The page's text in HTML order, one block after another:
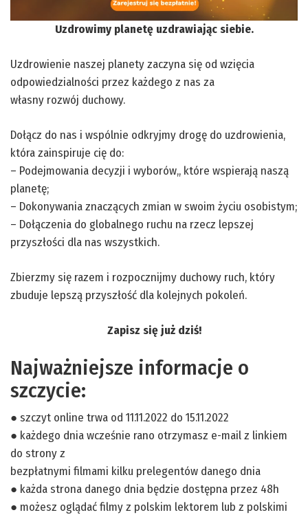
Uzdrowimy planetę uzdrawiając siebie.
Uzdrowienie naszej planety zaczyna się od wzięcia
odpowiedzialności przez każdego z nas za
własny rozwój duchowy.
Dołącz do nas i wspólnie odkryjmy drogę do uzdrowienia,
która zainspiruje cię do:
– Podejmowania decyzji i wyborów,, które wspierają naszą
planetę;
– Dokonywania znaczących zmian w swoim życiu osobistym;
– Dołączenia do globalnego ruchu na rzecz lepszej
przyszłości dla nas wszystkich.
Zbierzmy się razem i rozpocznijmy duchowy ruch, który
zbuduje lepszą przyszłość dla kolejnych pokoleń.
Zapisz się już dziś!
Najważniejsze informacje o
szczycie:
● szczyt online trwa od 11.11.2022 do 15.11.2022
● każdego dnia wcześnie rano otrzymasz e-mail z linkiem
do strony z
bezpłatnymi filmami kilku prelegentów danego dnia
● każda strona danego dnia będzie dostępna przez 48h
● możesz oglądać filmy z polskim lektorem lub z polskimi